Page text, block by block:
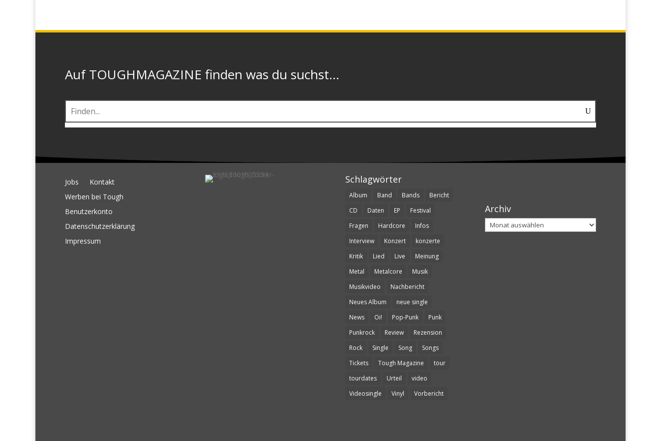
Auf TOUGHMAGAZINE finden was du suchst...
Jobs
Kontakt
Werben bei Tough
Benutzerkonto
Datenschutzerklärung
Impressum
Schlagwörter
Album Band Bands
Bericht
CD
Daten EP
Festival
Fragen
Hardcore
Infos
Interview
Konzert
konzerte
Kritik
Lied Live
Meinung
Metal
Metalcore
Musik
Musikvideo
Nachbericht
Neues Album
neue single
News
Oi! Pop-Punk
Punk
Punkrock
Review
Rezension
Rock
Single Song
Songs
Tickets
Tough Magazine
tour
tourdates
Urteil
video
Videosingle
Vinyl Vorbericht
Archiv
Archiv